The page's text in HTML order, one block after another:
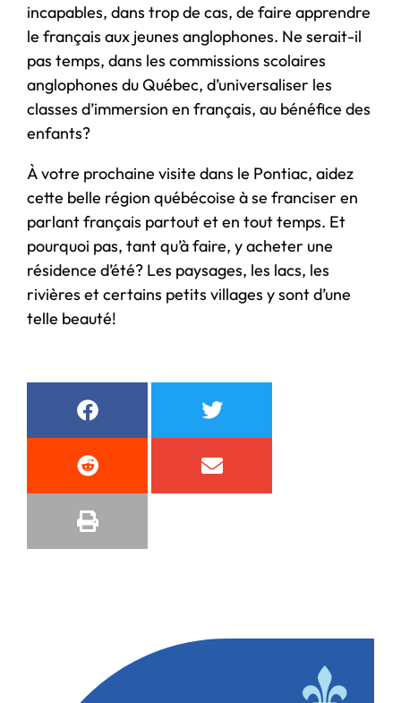
incapables, dans trop de cas, de faire apprendre
le français aux jeunes anglophones. Ne serait-il
pas temps, dans les commissions scolaires
anglophones du Québec, d’universaliser les
classes d’immersion en français, au bénéfice des
enfants?
À votre prochaine visite dans le Pontiac, aidez
cette belle région québécoise à se franciser en
parlant français partout et en tout temps. Et
pourquoi pas, tant qu’à faire, y acheter une
résidence d’été? Les paysages, les lacs, les
rivières et certains petits villages y sont d’une
telle beauté!